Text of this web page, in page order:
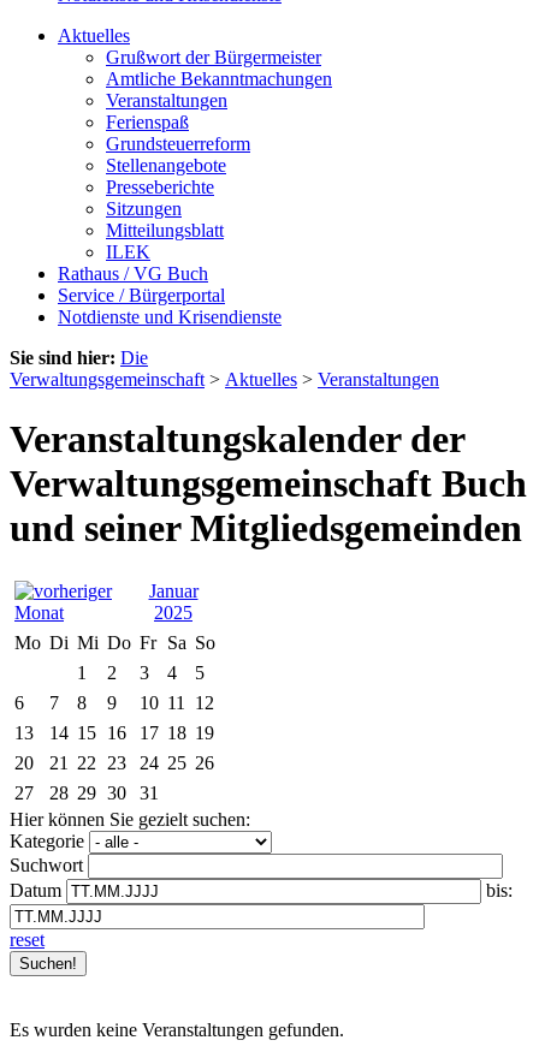
Aktuelles
Grußwort der Bürgermeister
Amtliche Bekanntmachungen
Veranstaltungen
Ferienspaß
Grundsteuerreform
Stellenangebote
Presseberichte
Sitzungen
Mitteilungsblatt
ILEK
Rathaus / VG Buch
Service / Bürgerportal
Notdienste und Krisendienste
Sie sind hier: Die
Verwaltungsgemeinschaft > Aktuelles > Veranstaltungen
Veranstaltungskalender der
Verwaltungsgemeinschaft Buch
und seiner Mitgliedsgemeinden
Januar
2025
Mo Di Mi Do Fr Sa So
1
2 3 4
5
6
7 8 9 10 11
12
13
14 15 16 17 18 19
20
21 22 23 24 25 26
27
28 29 30
31
Hier können Sie gezielt suchen:
Kategorie
Suchwort
Datum
bis:
reset
Es wurden keine Veranstaltungen gefunden.